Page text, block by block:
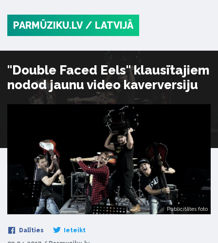
PARMŪZIKU.LV / LATVIJĀ
"Double Faced Eels" klausītajiem
nodod jaunu video kaverversiju
Publicitātes foto
Dalīties Ieteikt